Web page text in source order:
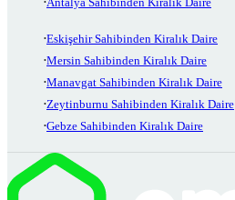
Eskişehir Sahibinden Kiralık Daire
Mersin Sahibinden Kiralık Daire
Manavgat Sahibinden Kiralık Daire
Zeytinburnu Sahibinden Kiralık Daire
Gebze Sahibinden Kiralık Daire